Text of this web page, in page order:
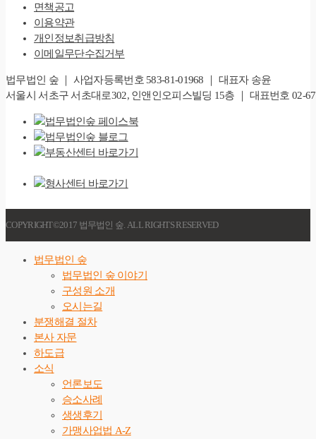
면책공고
이용약관
개인정보취급방침
이메일무단수집거부
법무법인 숲 ｜ 사업자등록번호 583-81-01968 ｜ 대표자 송윤
서울시 서초구 서초대로302, 인앤인오피스빌딩 15층 ｜ 대표번호 02-
COPYRIGHT©2017 법무법인 숲. ALL RIGHTS RESERVED
법무법인 숲
법무법인 숲 이야기
구성원 소개
오시는길
분쟁해결 절차
본사 자문
하도급
소식
언론보도
승소사례
생생후기
가맹사업법 A-Z